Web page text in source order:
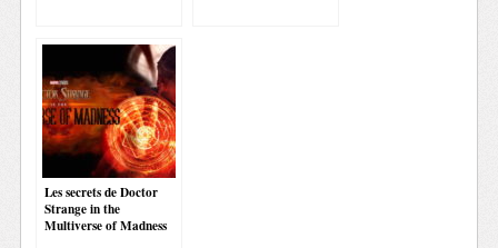
Les secrets de Doctor
Strange in the
Multiverse of Madness